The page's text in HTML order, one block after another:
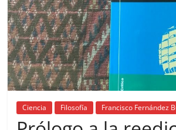
Ciencia Filosofía Francisco Fernández